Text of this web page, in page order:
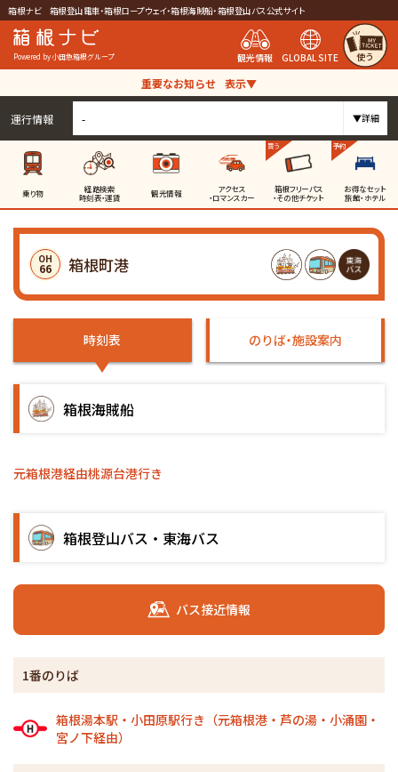
箱根ナビ 箱根登山電車・箱根ロープウェイ・箱根海賊船・箱根登山バス公式サイト
Powered by 小田急箱根グループ 観光情報 GLOBAL SITE 使う
重要なお知らせ 表示▼
運行情報 - ▼詳細
乗り物 経路検索
時刻表・運賃 観光情報 アクセス
・ロマンスカー
買う
箱根フリーパス
・その他チケット
予約
お得なセット
旅館・ホテル
OH
66 箱根町港
時刻表 のりば・施設案内
箱根海賊船
元箱根港経由桃源台港行き
箱根登山バス・東海バス
バス接近情報
1番のりば
箱根湯本駅・小田原駅行き（元箱根港・芦の湯・小涌園・
宮ノ下経由）